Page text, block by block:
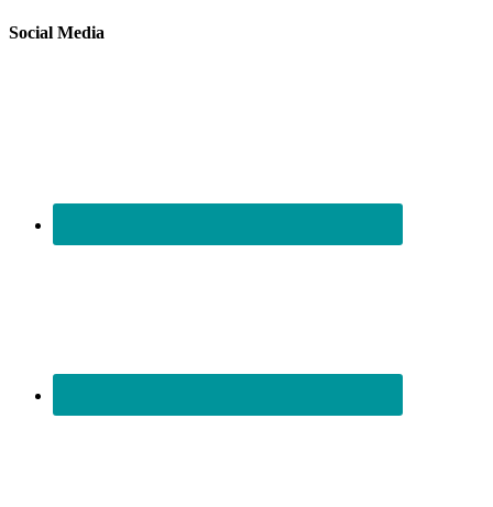
Social Media